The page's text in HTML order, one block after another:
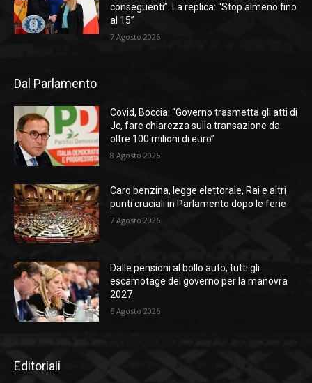
conseguenti”. La replica: “Stop almeno fino
al 15”
7 Agosto 2026
Dal Parlamento
Covid, Boccia: “Governo trasmetta gli atti di
Jc, fare chiarezza sulla transazione da
oltre 100 milioni di euro”
8 Agosto 2026
Caro benzina, legge elettorale, Rai e altri
punti cruciali in Parlamento dopo le ferie
7 Agosto 2026
Dalle pensioni al bollo auto, tutti gli
escamotage del governo per la manovra
2027
6 Agosto 2026
Editoriali